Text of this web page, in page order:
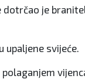
je
upaljene svijeće.